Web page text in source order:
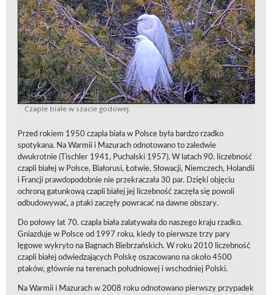
Czaple białe w szacie godowej.
Przed rokiem 1950 czapla biała w Polsce była bardzo rzadko
spotykana. Na Warmii i Mazurach odnotowano to zaledwie
dwukrotnie (Tischler 1941, Puchalski 1957). W latach 90. liczebność
czapli białej w Polsce, Białorusi, Łotwie, Słowacji, Niemczech, Holandii
i Francji prawdopodobnie nie przekraczała 30 par. Dzięki objęciu
ochroną gatunkową czapli białej jej liczebność zaczęła się powoli
odbudowywać, a ptaki zaczęły powracać na dawne obszary.
Do połowy lat 70. czapla biała zalatywała do naszego kraju rzadko.
Gniazduje w Polsce od 1997 roku, kiedy to pierwsze trzy pary
lęgowe wykryto na Bagnach Biebrzańskich. W roku 2010 liczebność
czapli białej odwiedzających Polskę oszacowano na około 4500
ptaków, głównie na terenach południowej i wschodniej Polski.
Na Warmii i Mazurach w 2008 roku odnotowano pierwszy przypadek